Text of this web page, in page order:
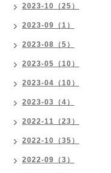
2023-10（25）
2023-09（1）
2023-08（5）
2023-05（10）
2023-04（10）
2023-03（4）
2022-11（23）
2022-10（35）
2022-09（3）